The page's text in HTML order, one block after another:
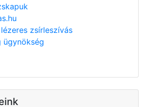
zsírleszívás
ügynökség